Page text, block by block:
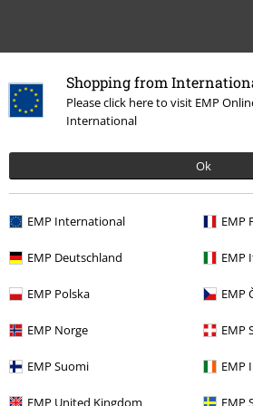
Shopping from
Please click here to visit EMP
International
Ok
EMP International EMP
EMP Deutschland EMP
EMP Polska EMP
EMP Norge EMP
EMP Suomi EMP
EMP United Kingdom EMP
Porte-clés
Thèmes Idées cadeaux Nerds de cinéma
Thèmes Nerds du jeu
Gaming Les Styles
Gaming Super
E-Mail Newsletter